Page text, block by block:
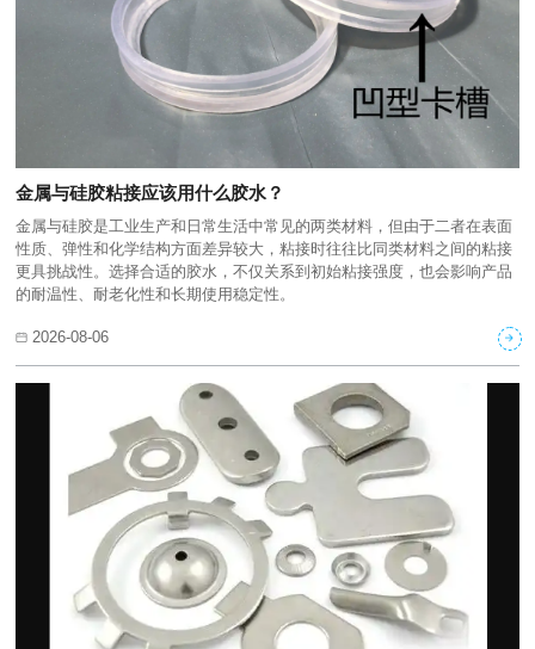
金属与硅胶粘接应该用什么胶水？
金属与硅胶是工业生产和日常生活中常见的两类材料，但由于二者在表面
性质、弹性和化学结构方面差异较大，粘接时往往比同类材料之间的粘接
更具挑战性。选择合适的胶水，不仅关系到初始粘接强度，也会影响产品
的耐温性、耐老化性和长期使用稳定性。
2026-08-06